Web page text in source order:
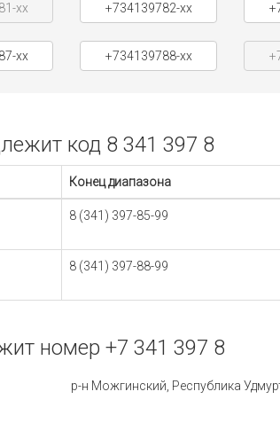
xx +734139782-xx
xx +734139788-xx
код 8 341 397 8
Конец диапазона
8 (341) 397-85-99
8 (341) 397-88-99
номер +7 341 397 8
р-н Можгинский, Республика